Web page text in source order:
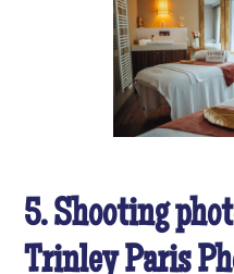
5. Shooting
Trinley Paris